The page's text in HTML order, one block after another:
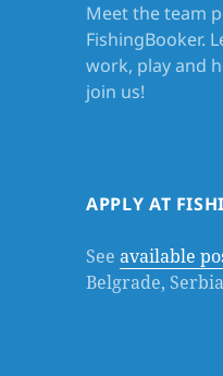
Meet the team
FishingBooker.
work, play and
join us!
APPLY AT
Seeavailable
Belgrade,